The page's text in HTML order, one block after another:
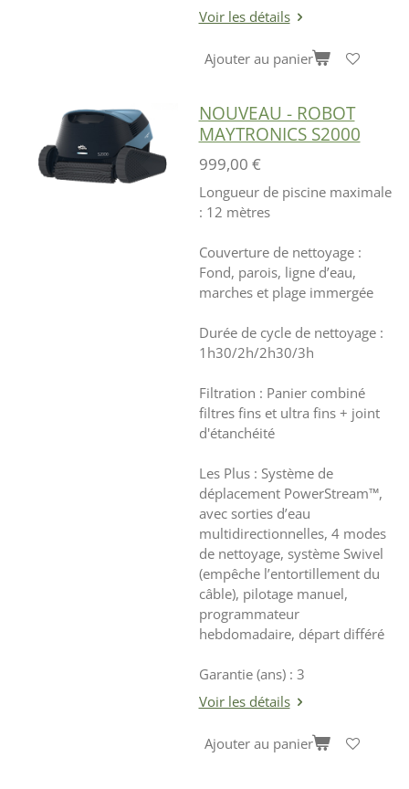
Voir les détails
Ajouter au panier
NOUVEAU - ROBOT
MAYTRONICS S2000
999,00 €
Longueur de piscine maximale
: 12 mètres
Couverture de nettoyage :
Fond, parois, ligne d’eau,
marches et plage immergée
Durée de cycle de nettoyage :
1h30/2h/2h30/3h
Filtration : Panier combiné
filtres fins et ultra fins + joint
d'étanchéité
Les Plus : Système de
déplacement PowerStream™,
avec sorties d’eau
multidirectionnelles, 4 modes
de nettoyage, système Swivel
(empêche l’entortillement du
câble), pilotage manuel,
programmateur
hebdomadaire, départ différé
Garantie (ans) : 3
Voir les détails
Ajouter au panier